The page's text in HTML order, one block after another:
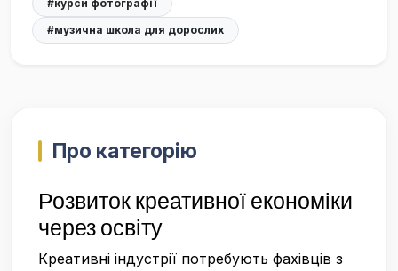
#курси фотографії
#музична школа для дорослих
Про категорію
Розвиток креативної економіки
через освіту
Креативні індустрії потребують фахівців з